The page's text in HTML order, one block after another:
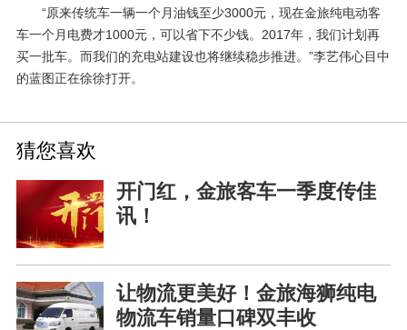
“原来传统车一辆一个月油钱至少3000元，现在金旅纯电动客
车一个月电费才1000元，可以省下不少钱。 2017年，我们计划再
买一批车。而我们的充电站建设也将继续稳步推进。”李艺伟心目中
的蓝图正在徐徐打开。
猜您喜欢
开门红，金旅客车一季度传佳
讯！
让物流更美好！金旅海狮纯电
物流车销量口碑双丰收